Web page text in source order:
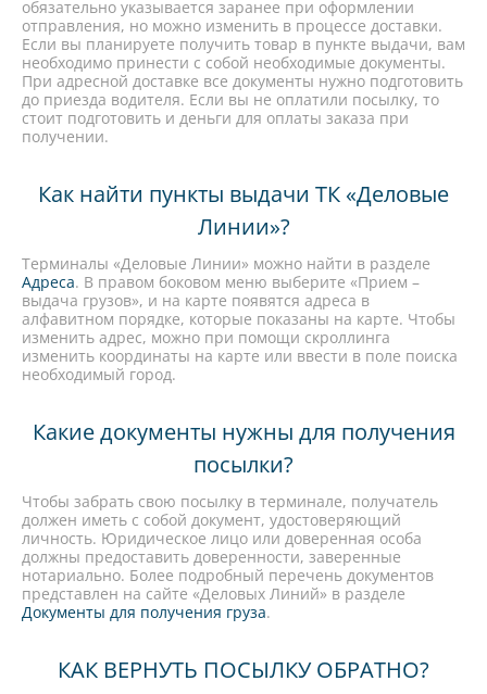
обязательно указывается заранее при оформлении
отправления, но можно изменить в процессе доставки.
Если вы планируете получить товар в пункте выдачи, вам
необходимо принести с собой необходимые документы.
При адресной доставке все документы нужно подготовить
до приезда водителя. Если вы не оплатили посылку, то
стоит подготовить и деньги для оплаты заказа при
получении.
Как найти пункты выдачи ТК «Деловые
Линии»?
Терминалы «Деловые Линии» можно найти в разделе
Адреса. В правом боковом меню выберите «Прием –
выдача грузов», и на карте появятся адреса в
алфавитном порядке, которые показаны на карте. Чтобы
изменить адрес, можно при помощи скроллинга
изменить координаты на карте или ввести в поле поиска
необходимый город.
Какие документы нужны для получения
посылки?
Чтобы забрать свою посылку в терминале, получатель
должен иметь с собой документ, удостоверяющий
личность. Юридическое лицо или доверенная особа
должны предоставить доверенности, заверенные
нотариально. Более подробный перечень документов
представлен на сайте «Деловых Линий» в разделе
Документы для получения груза.
КАК ВЕРНУТЬ ПОСЫЛКУ ОБРАТНО?